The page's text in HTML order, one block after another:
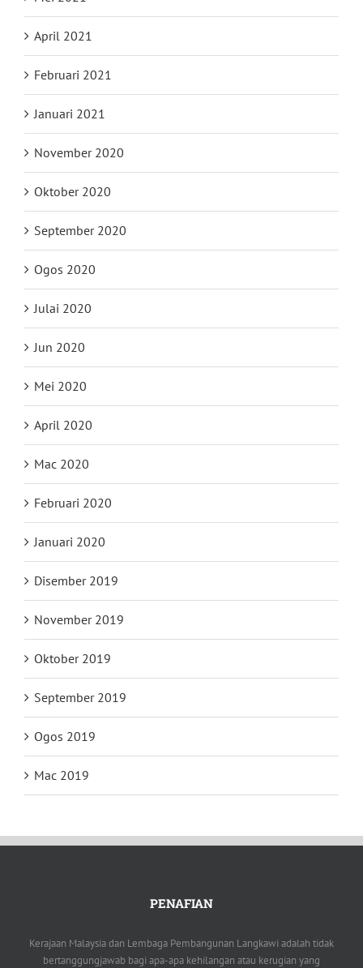
April 2021
Februari 2021
Januari 2021
November 2020
Oktober 2020
September 2020
Ogos 2020
Julai 2020
Jun 2020
Mei 2020
April 2020
Mac 2020
Februari 2020
Januari 2020
Disember 2019
November 2019
Oktober 2019
September 2019
Ogos 2019
Mac 2019
PENAFIAN
Kerajaan Malaysia dan Lembaga Pembangunan Langkawi adalah tidak
bertanggungjawab bagi apa-apa kehilangan atau kerugian yang